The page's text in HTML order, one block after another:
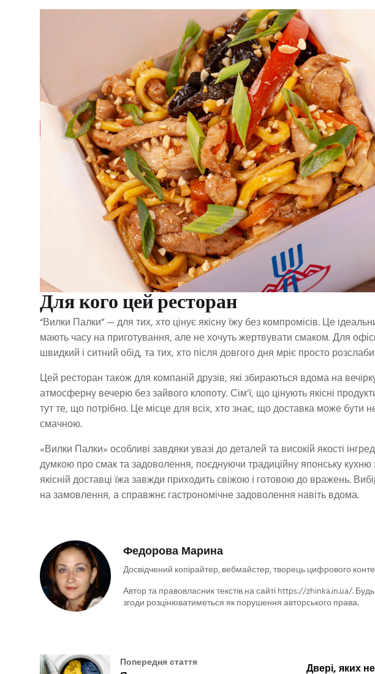
Для кого цей ресторан
“Вилки Палки” — для тих, хто цінує якісну їжу без компромісів. Це
мають часу на приготування, але не хочуть жертвувати смаком. Для
швидкий і ситний обід, та тих, хто після довгого дня мріє просто
Цей ресторан також для компаній друзів, які збираються вдома на
атмосферну вечерю без зайвого клопоту. Сім’ї, що цінують якісні
тут те, що потрібно. Це місце для всіх, хто знає, що доставка може
смачною.
«Вилки Палки» особливі завдяки увазі до деталей та високій якості
думкою про смак та задоволення, поєднуючи традиційну японську
якісній доставці їжа завжди приходить свіжою і готовою до вражень.
на замовлення, а справжнє гастрономічне задоволення навіть вдома.
Федорова Марина
Досвідчений копірайтер, вебмайстер, творець цифрового
Автор та правовласник текстів на сайті https://zhinka.in.ua/.
згоди розцінюватиметься як порушення авторського права.
Попередня стаття Двері, яких